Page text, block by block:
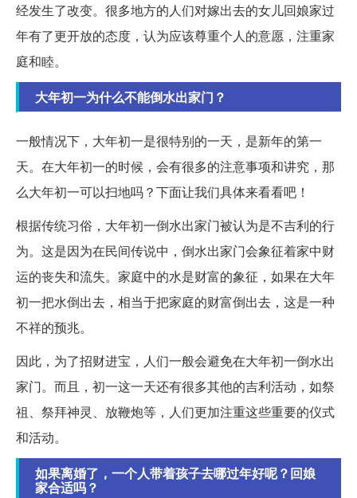
经发生了改变。很多地方的人们对嫁出去的女儿回娘家过
年有了更开放的态度，认为应该尊重个人的意愿，注重家
庭和睦。
大年初一为什么不能倒水出家门？
一般情况下，大年初一是很特别的一天，是新年的第一
天。在大年初一的时候，会有很多的注意事项和讲究，那
么大年初一可以扫地吗？下面让我们具体来看看吧！
根据传统习俗，大年初一倒水出家门被认为是不吉利的行
为。这是因为在民间传说中，倒水出家门会象征着家中财
运的丧失和流失。家庭中的水是财富的象征，如果在大年
初一把水倒出去，相当于把家庭的财富倒出去，这是一种
不祥的预兆。
因此，为了招财进宝，人们一般会避免在大年初一倒水出
家门。而且，初一这一天还有很多其他的吉利活动，如祭
祖、祭拜神灵、放鞭炮等，人们更加注重这些重要的仪式
和活动。
如果离婚了，一个人带着孩子去哪过年好呢？回娘
家合适吗？